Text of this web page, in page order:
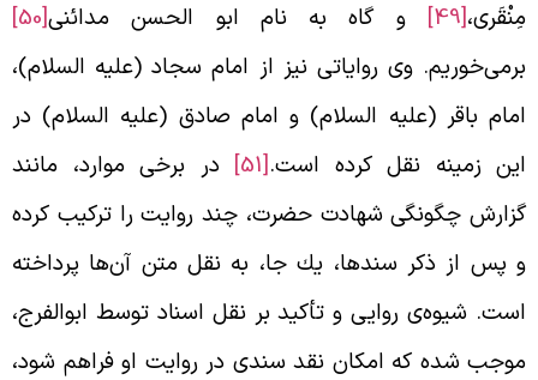
[49] و گاه به نام ابو الحسن مدائنی[50]
وی رواياتی نيز از امام سجاد (علیه السلام)،
باقر (علیه السلام) و امام صادق (علیه السلام) در
زمينه نقل كرده است.[51]
در برخی موارد، مانند
چگونگی شهادت حضرت، چند روايت را تركيب كرده
پس از ذكر سندها، يك جا، به نقل متن آن‌ها پرداخته
شيوه‌ی روايی و تأكيد بر نقل اسناد توسط ابوالفرج،
شده كه امكان نقد سندی در روايت او فراهم شود،